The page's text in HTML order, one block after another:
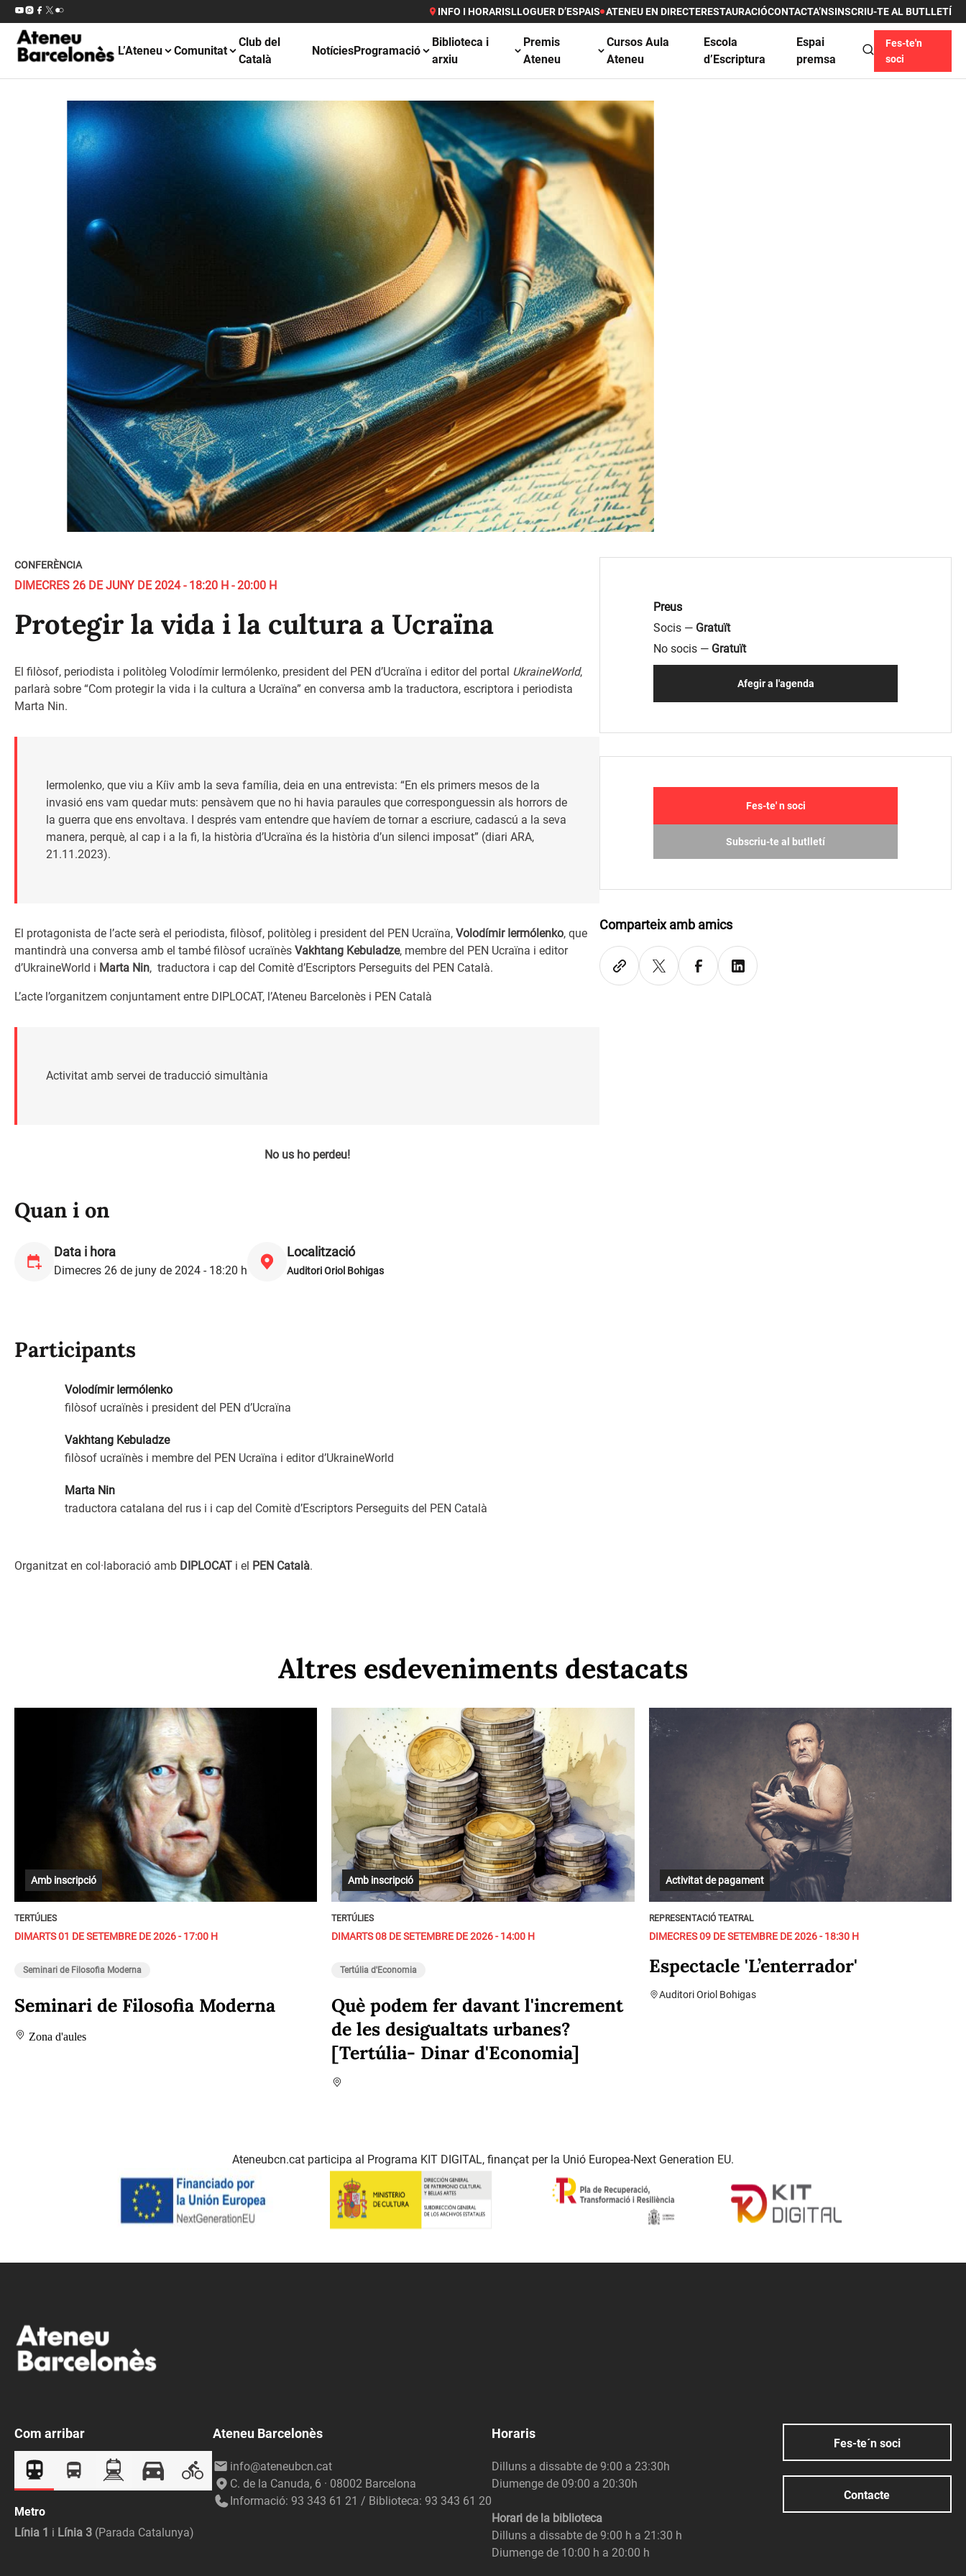
INFO I HORARISLLOGUER D’ESPAIS ATENEU EN DIRECTERESTAURACIÓCONTACTA’NSINSCRIU-TE AL BUTLLETÍ
L’Ateneu Comunitat
Club del
Català
NotíciesProgramació
Biblioteca i
arxiu
Premis
Ateneu
Cursos Aula
Ateneu
Escola
d’Escriptura
Espai
premsa
Fes-te'n
soci
CONFERÈNCIA
DIMECRES 26 DE JUNY DE 2024 - 18:20 H - 20:00 H
Protegir la vida i la cultura a Ucraïna
El filòsof, periodista i politòleg Volodímir Iermólenko, president del PEN d’Ucraïna i editor del portal UkraineWorld,
parlarà sobre “Com protegir la vida i la cultura a Ucraïna” en conversa amb la traductora, escriptora i periodista
Marta Nin.
Iermolenko, que viu a Kíiv amb la seva família, deia en una entrevista: “En els primers mesos de la
invasió ens vam quedar muts: pensàvem que no hi havia paraules que corresponguessin als horrors de
la guerra que ens envoltava. I després vam entendre que havíem de tornar a escriure, cadascú a la seva
manera, perquè, al cap i a la fi, la història d’Ucraïna és la història d’un silenci imposat” (diari ARA,
21.11.2023).
El protagonista de l’acte serà el periodista, filòsof, politòleg i president del PEN Ucraïna, Volodímir Iermólenko, que
mantindrà una conversa amb el també filòsof ucraïnès Vakhtang Kebuladze, membre del PEN Ucraïna i editor
d’UkraineWorld i Marta Nin, traductora i cap del Comitè d’Escriptors Perseguits del PEN Català.
L’acte l’organitzem conjuntament entre DIPLOCAT, l’Ateneu Barcelonès i PEN Català
Activitat amb servei de traducció simultània
No us ho perdeu!
Quan i on
Data i hora
Dimecres 26 de juny de 2024 - 18:20 h
Localització
Auditori Oriol Bohigas
Participants
Volodímir Iermólenko
filòsof ucraïnès i president del PEN d’Ucraïna
Vakhtang Kebuladze
filòsof ucraïnès i membre del PEN Ucraïna i editor d’UkraineWorld
Marta Nin
traductora catalana del rus i i cap del Comitè d’Escriptors Perseguits del PEN Català
Organitzat en col·laboració amb DIPLOCAT i el PEN Català.
Preus
Socis — Gratuït
No socis — Gratuït
Afegir a l'agenda
Fes-te' n soci
Subscriu-te al butlletí
Comparteix amb amics
Altres esdeveniments destacats
Amb inscripció
TERTÚLIES
DIMARTS 01 DE SETEMBRE DE 2026 - 17:00 H
Seminari de Filosofia Moderna
Seminari de Filosofia Moderna
Zona d'aules
Amb inscripció
TERTÚLIES
DIMARTS 08 DE SETEMBRE DE 2026 - 14:00 H
Tertúlia d'Economia
Què podem fer davant l'increment
de les desigualtats urbanes?
[Tertúlia- Dinar d'Economia]
Activitat de pagament
REPRESENTACIÓ TEATRAL
DIMECRES 09 DE SETEMBRE DE 2026 - 18:30 H
Espectacle 'L’enterrador'
Auditori Oriol Bohigas
Ateneubcn.cat participa al Programa KIT DIGITAL, finançat per la Unió Europea-Next Generation EU.
Com arribar
Metro
Línia 1 i Línia 3 (Parada Catalunya)
Ateneu Barcelonès
info@ateneubcn.cat
C. de la Canuda, 6 · 08002 Barcelona
Informació: 93 343 61 21 / Biblioteca: 93 343 61 20
Horaris
Dilluns a dissabte de 9:00 a 23:30h
Diumenge de 09:00 a 20:30h
Horari de la biblioteca
Dilluns a dissabte de 9:00 h a 21:30 h
Diumenge de 10:00 h a 20:00 h
Fes-te´n soci
Contacte